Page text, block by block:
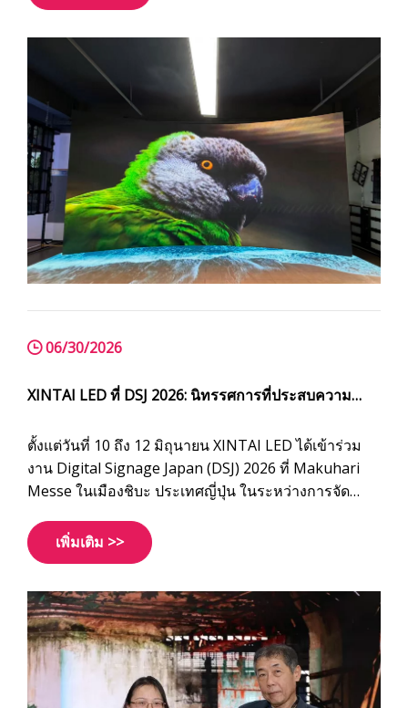
ไปไกลกว่าแฟลตแบบดั้งเดิม
06/30/2026
XINTAI LED ที่ DSJ 2026: นิทรรศการที่ประสบความ
ตั้งแต่วันที่ 10 ถึง 12 มิถุนายน XINTAI LED ได้เข้าร่วม
งาน Digital Signage Japan (DSJ) 2026 ที่ Makuhari
Messe ในเมืองชิบะ ประเทศญี่ปุ่น ในระหว่างการจัด
ปัจจุบันจำนวนมากจากญี่ปุ่นและประเทศอื่นๆ และหารือ
เกี่ยวกับโครงการจอแสดงผล LED ที่หลากหลาย
เพิ่มเติม >>